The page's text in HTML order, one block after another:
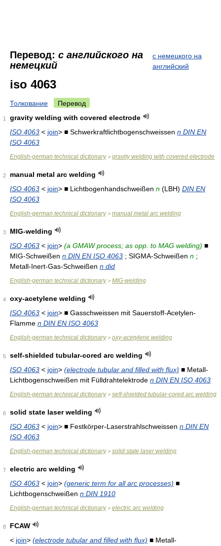
Перевод: с английского на
немецкий
с немецкого на
английский
iso 4063
Толкование Перевод
1
gravity welding with covered electrode
ISO 4063 < join> ■ Schwerkraftlichtbogenschweissen n DIN EN
ISO 4063
English-german technical dictionary> gravity welding with covered electrode
2
manual metal arc welding
ISO 4063 < join> ■ Lichtbogenhandschweißen n (LBH) DIN EN
ISO 4063
English-german technical dictionary> manual metal arc welding
3
MIG-welding
ISO 4063 < join> (a GMAW process; as opp. to MAG welding) ■
MIG-Schweißen n DIN EN ISO 4063 ; SIGMA-Schweißen n ;
Metall-Inert-Gas-Schweißen n did
English-german technical dictionary> MIG-welding
4
oxy-acetylene welding
ISO 4063 < join> ■ Gasschweissen mit Sauerstoff-Acetylen-
Flamme n DIN EN ISO 4063
English-german technical dictionary> oxy-acetylene welding
5
self-shielded tubular-cored arc welding
ISO 4063 < join> (electrode tubular and filled with flux) ■ Metall-
Lichtbogenschweißen mit Fülldrahtelektrode n DIN EN ISO 4063
English-german technical dictionary> self-shielded tubular-cored arc welding
6
solid state laser welding
ISO 4063 < join> ■ Festkörper-Laserstrahlschweissen n DIN EN
ISO 4063
English-german technical dictionary> solid state laser welding
7
electric arc welding
ISO 4063 < join> (generic term for all arc processes) ■
Lichtbogenschweißen n DIN 1910
English-german technical dictionary> electric arc welding
8
FCAW
< join> (electrode tubular and filled with flux) ■ Metall-